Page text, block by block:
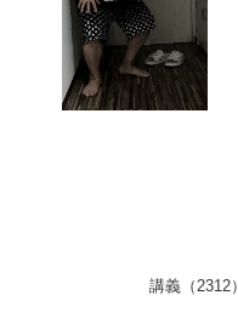
講義（2312